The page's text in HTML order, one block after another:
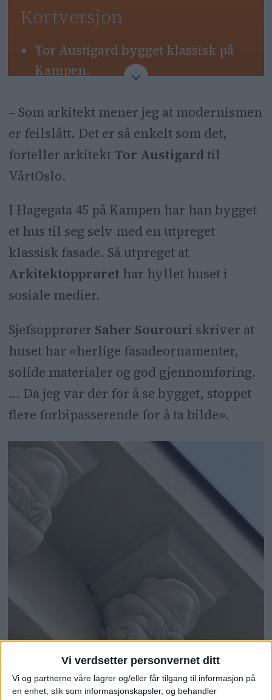
Vi verdsetter personvernet ditt
Vi og partnerne våre lagrer og/eller får tilgang til informasjon på
en enhet, slik som informasjonskapsler, og behandler
Kortversjon
Tor Austigard bygget klassisk på
Kampen.
bedre trivsel og mental helse.
Han mener at arkitekter har makt
til å påvirke stilretning.
I prinsippet ønsker han klassisk
arkitektur overalt.
– Som arkitekt mener jeg at modernismen
er feilslått. Det er så enkelt som det,
forteller arkitekt Tor Austigardtil
VårtOslo.
I Hagegata 45 på Kampen har han bygget
et hus til seg selv med en utpreget
klassisk fasade. Så utpreget at
Arkitektopprøret har hyllet huset i
sosiale medier.
Sjefsopprører Saher Sourouri skriver at
huset har «herlige fasadeornamenter,
solide materialer og god gjennomføring.
… Da jeg var der for å se bygget, stoppet
flere forbipasserende for å ta bilde».